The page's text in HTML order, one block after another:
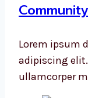
Lorem ipsum
adipiscing
ullamcorper